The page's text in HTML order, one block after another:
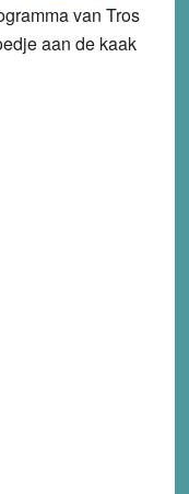
van Tros
aan de kaak